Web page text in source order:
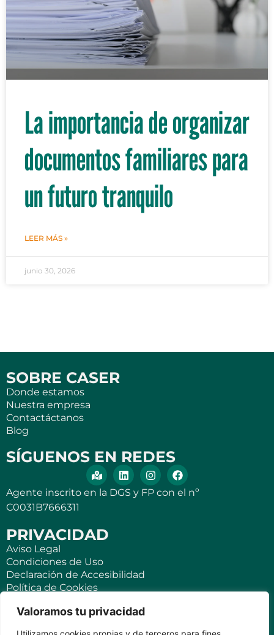
Valoramos tu privacidad
La importancia de organizar
documentos familiares para
un futuro tranquilo
LEER MÁS »
junio 30, 2026
SOBRE CASER
Donde estamos
Nuestra empresa
Contactáctanos
Blog
SÍGUENOS EN REDES
Agente inscrito en la DGS y FP con el nº
C0031B7666311
PRIVACIDAD
Aviso Legal
Condiciones de Uso
Declaración de Accesibilidad
Política de Cookies
SEGUROS